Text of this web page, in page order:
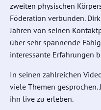
zweiten physischen
Föderation verbunden.
Jahren von seinen
über sehr spannende
interessante Erfahrungen
In seinen zahlreichen
viele Themen
ihn live zu erleben.